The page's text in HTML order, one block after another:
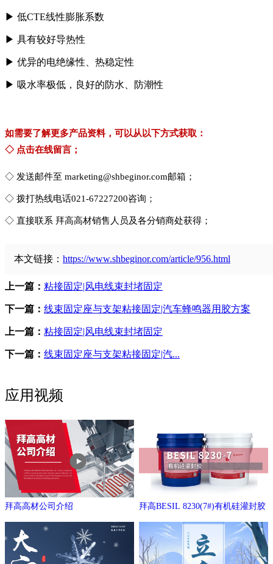
▶ 低CTE线性膨胀系数
▶ 具有较好导热性
▶ 优异的电绝缘性、热稳定性
▶ 吸水率极低，良好的防水、防潮性
如需要了解更多产品资料，可以从以下方式获取：
◇ 点击在线留言；
◇ 发送邮件至 marketing@shbeginor.com邮箱；
◇ 拨打热线电话021-67227200咨询；
◇ 直接联系 拜高高材销售人员及各分销商处获得；
本文链接： https://www.shbeginor.com/article/956.html
上一篇： 粘接固定|风电线束封堵固定
下一篇： 线束固定座与支架粘接固定|汽车蜂鸣器用胶方案
上一篇： 粘接固定|风电线束封堵固定
下一篇： 线束固定座与支架粘接固定|汽...
应用视频
拜高高材公司介绍 拜高BESIL 8230(7#)有机硅灌封胶